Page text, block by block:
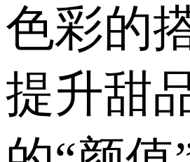
色彩的
提升甜